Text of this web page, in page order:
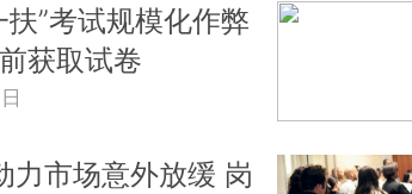
扶”考试规模化作弊
获取试卷
力市场意外放缓 岗